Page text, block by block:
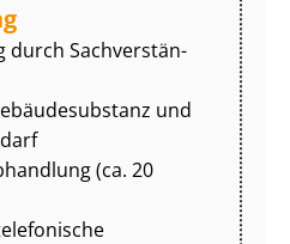
durch Sach­ver­stän­
und
(ca. 20